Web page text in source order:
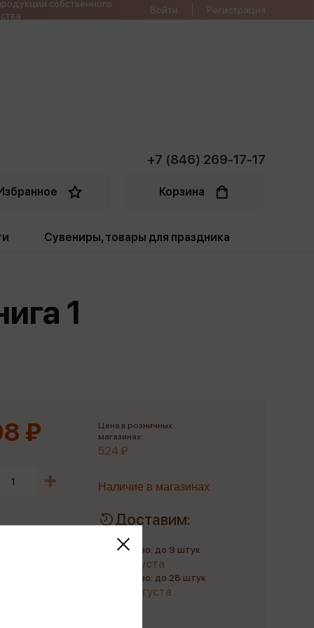
собственного
Войти Регистрация
+7 (846) 269-17-17
Корзина
Сувениры, товары для праздника
Пакеты
1
₽
Цена в розничных
магазинах:
524 ₽
Наличие в магазинах
Доставим:
Количество: до 9 штук
до 9 августа
Количество: до 28 штук
до 20 августа